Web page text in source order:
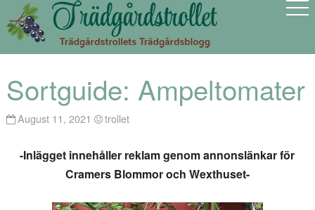
Sortguide: Ampeltomater
August 11, 2021 trollet
-Inlägget innehåller reklam genom annonslänkar för
Cramers Blommor och Wexthuset-